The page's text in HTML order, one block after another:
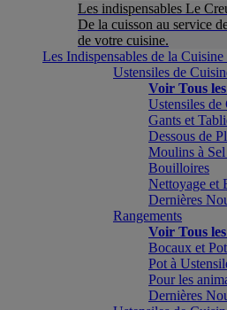
Les indispensables Le
De la cuisson au service
de votre cuisine.
Les Indispensables de la Cuisine
Ustensiles de
Voir Tous
Ustensiles de
Gants et
Dessous de
Moulins à
Bouilloires
Nettoyage et
Dernières
Rangements
Voir Tous
Bocaux et
Pot à
Pour les
Dernières